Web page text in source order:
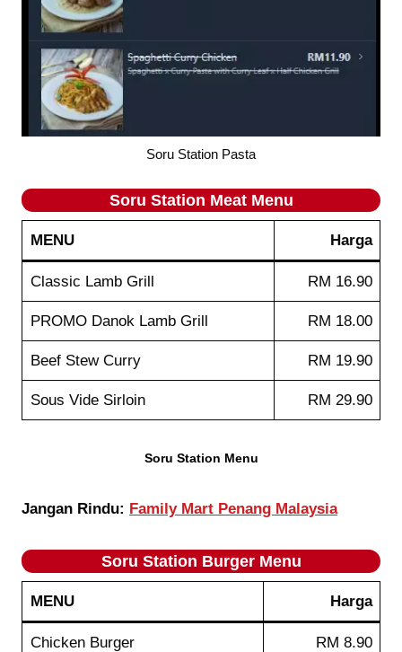
Soru Station Pasta
Soru Station Meat Menu
MENU Harga
Classic Lamb Grill RM 16.90
PROMO Danok Lamb Grill RM 18.00
Beef Stew Curry RM 19.90
Sous Vide Sirloin RM 29.90
Soru Station Menu
Jangan Rindu: Family Mart Penang Malaysia
Soru Station Burger Menu
MENU Harga
Chicken Burger RM 8.90